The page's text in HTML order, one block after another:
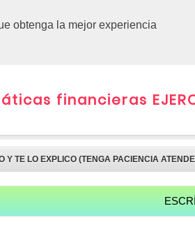
obtenga la mejor experiencia
financieras
TE LO EXPLICO (TENGA PACIENCIA
ESCRÍBENOS